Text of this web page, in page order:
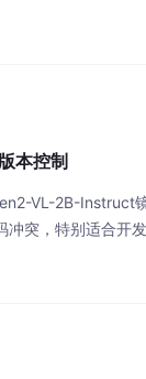
本控制
VL-2B-Instruct
突，特别适合开